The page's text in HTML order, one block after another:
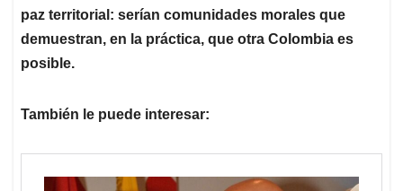
paz territorial: serían comunidades morales que
demuestran, en la práctica, que otra Colombia es
posible.
También le puede interesar: